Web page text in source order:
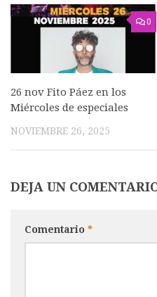
0
26 nov Fito Páez en los
Miércoles de especiales
NOVIEMBRE 26, 2025
DEJA UN
Comentario *